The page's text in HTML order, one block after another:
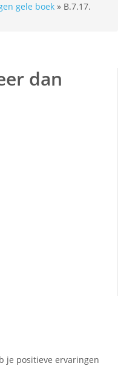
gele boek » B.7.17.
dan
je positieve ervaringen